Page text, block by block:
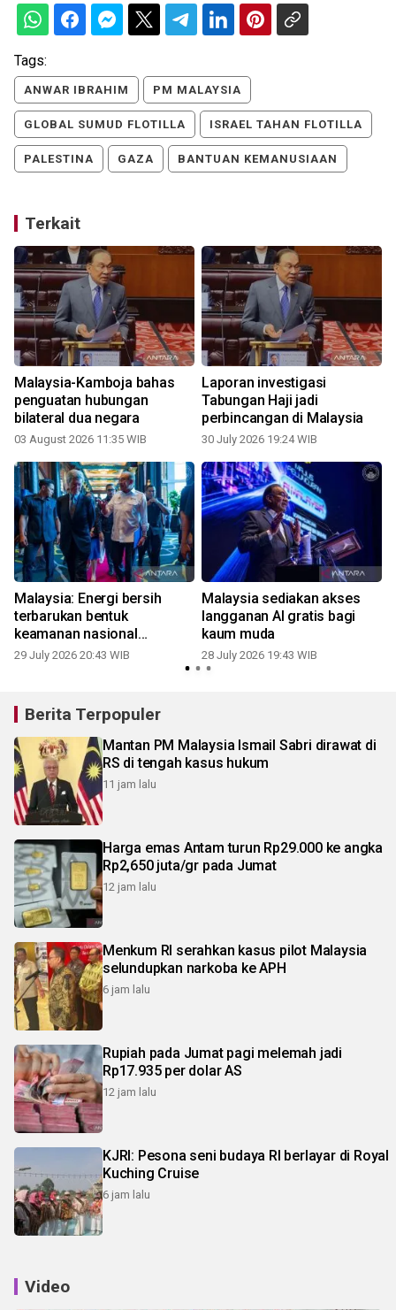
Tags:
ANWAR IBRAHIM PM MALAYSIA
GLOBAL SUMUD FLOTILLA ISRAEL TAHAN FLOTILLA
PALESTINA GAZA BANTUAN KEMANUSIAAN
Terkait
Malaysia-Kamboja bahas
penguatan hubungan
bilateral dua negara
03 August 2026 11:35 WIB
Laporan investigasi
Tabungan Haji jadi
perbincangan di Malaysia
30 July 2026 19:24 WIB
Malaysia: Energi bersih
terbarukan bentuk
keamanan nasional
mendasar
29 July 2026 20:43 WIB
Malaysia sediakan akses
langganan AI gratis bagi
kaum muda
28 July 2026 19:43 WIB
Berita Terpopuler
Mantan PM Malaysia Ismail Sabri dirawat di
RS di tengah kasus hukum
11 jam lalu
Harga emas Antam turun Rp29.000 ke angka
Rp2,650 juta/gr pada Jumat
12 jam lalu
Menkum RI serahkan kasus pilot Malaysia
selundupkan narkoba ke APH
6 jam lalu
Rupiah pada Jumat pagi melemah jadi
Rp17.935 per dolar AS
12 jam lalu
KJRI: Pesona seni budaya RI berlayar di Royal
Kuching Cruise
6 jam lalu
Video